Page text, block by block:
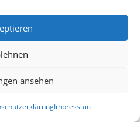
ansehen
Impressum